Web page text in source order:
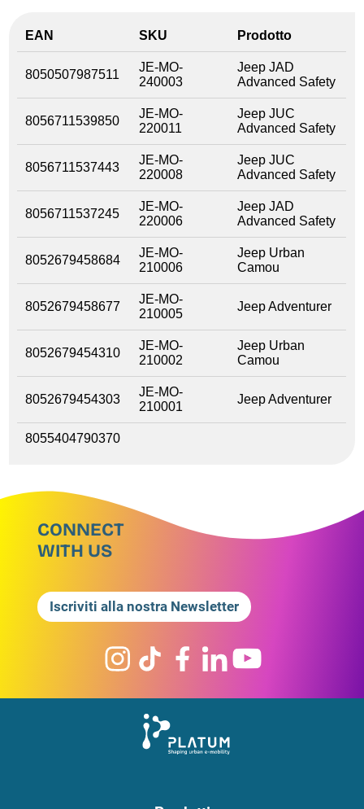
EAN SKU Prodotto
8050507987511
JE-MO-
240003
Jeep JAD
Advanced Safety
8056711539850
JE-MO-
220011
Jeep JUC
Advanced Safety
8056711537443
JE-MO-
220008
Jeep JUC
Advanced Safety
8056711537245
JE-MO-
220006
Jeep JAD
Advanced Safety
8052679458684
JE-MO-
210006
Jeep Urban
Camou
8052679458677
JE-MO-
210005
Jeep Adventurer
8052679454310
JE-MO-
210002
Jeep Urban
Camou
8052679454303
JE-MO-
210001
Jeep Adventurer
8055404790370
CONNECT
WITH US
Iscriviti alla nostra Newsletter